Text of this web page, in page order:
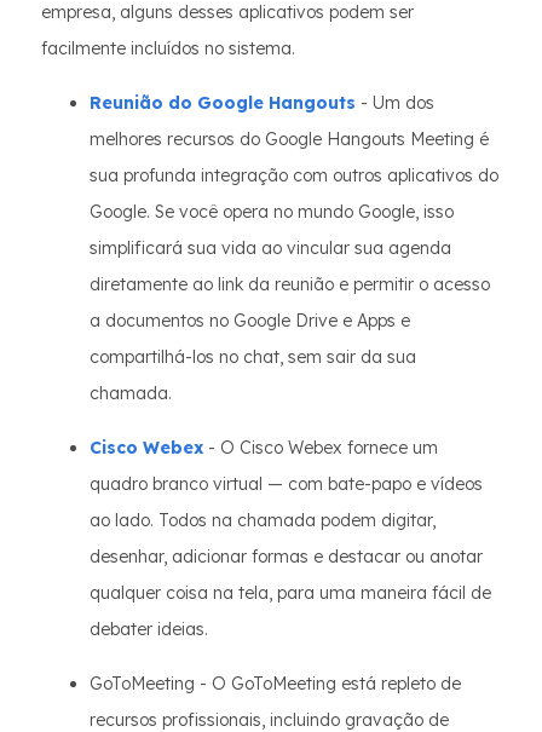
empresa, alguns desses aplicativos podem ser
facilmente incluídos no sistema.
Reunião do Google Hangouts - Um dos
melhores recursos do Google Hangouts Meeting é
sua profunda integração com outros aplicativos do
Google. Se você opera no mundo Google, isso
simplificará sua vida ao vincular sua agenda
diretamente ao link da reunião e permitir o acesso
a documentos no Google Drive e Apps e
compartilhá-los no chat, sem sair da sua
chamada.
Cisco Webex - O Cisco Webex fornece um
quadro branco virtual — com bate-papo e vídeos
ao lado. Todos na chamada podem digitar,
desenhar, adicionar formas e destacar ou anotar
qualquer coisa na tela, para uma maneira fácil de
debater ideias.
GoToMeeting - O GoToMeeting está repleto de
recursos profissionais, incluindo gravação de